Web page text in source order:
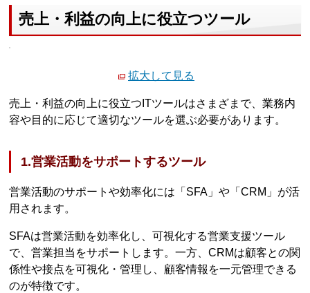
売上・利益の向上に役立つツール
拡大して見る
売上・利益の向上に役立つITツールはさまざまで、業務内
容や目的に応じて適切なツールを選ぶ必要があります。
1.営業活動をサポートするツール
営業活動のサポートや効率化には「SFA」や「CRM」が活
用されます。
SFAは営業活動を効率化し、可視化する営業支援ツール
で、営業担当をサポートします。一方、CRMは顧客との関
係性や接点を可視化・管理し、顧客情報を一元管理できる
のが特徴です。